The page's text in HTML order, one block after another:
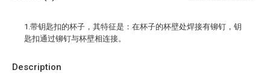
Description
1.带钥匙扣的杯子，其特征是：在杯子的杯壁处焊接有铆钉，钥
匙扣通过铆钉与杯壁相连接。